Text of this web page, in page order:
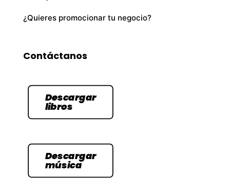
¿Quieres promocionar tu negocio?
Contáctanos
Descargar
libros
Descargar
música